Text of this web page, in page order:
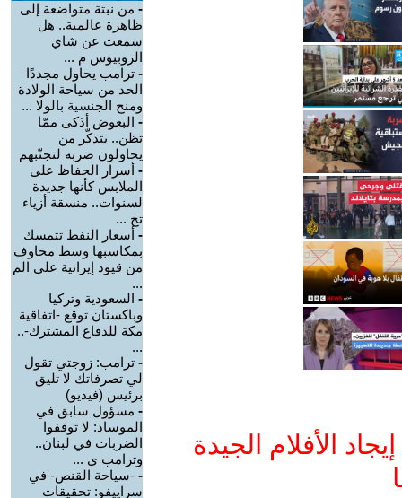
الأفلام الجيدة
- من نبتة متواضعة إلى
ظاهرة عالمية.. هل
سمعت عن شاي
الروبيوس م ...
- ترامب يحاول مجددًا
الحد من سياحة الولادة
ومنح الجنسية بالولا ...
- البعوض أذكى ممّا
تظن.. يتذكّر من
يحاولون ضربه لتجنّبهم
- أسرار الحفاظ على
الملابس كأنها جديدة
لسنوات.. منسقة أزياء
تج ...
- أسعار النفط تتمسك
بمكاسبها وسط مخاوف
من قيود إيرانية على الم
...
- السعودية وتركيا
وباكستان توقع -اتفاقية
مكة للدفاع المشترك-..
...
- ترامب: زوجتي تقول
لي تصرفاتك لا تليق
برئيس (فيديو)
- مسؤول سابق في
الموساد: لا توقفوا
الضربات في لبنان..
وترامب ي ...
- -سياحة القنص- في
سراييفو: تحقيقات